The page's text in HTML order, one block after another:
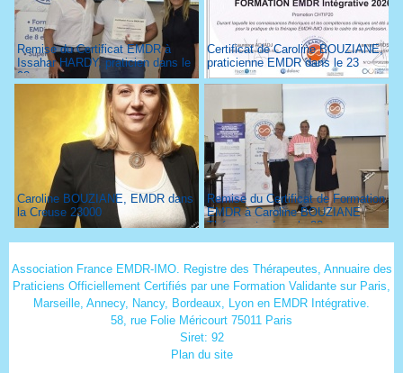
Remise du Certificat EMDR à
Issahar HARDY, praticien dans le
93
Certificat de Caroline BOUZIANE,
praticienne EMDR dans le 23
Caroline BOUZIANE, EMDR dans
la Creuse 23000
Remise du Certificat de Formation
EMDR à Caroline BOUZIANE
Thérapeute dans le 23
Association France EMDR-IMO. Registre des Thérapeutes, Annuaire des
Praticiens Officiellement Certifiés par une Formation Validante sur Paris,
Marseille, Annecy, Nancy, Bordeaux, Lyon en EMDR Intégrative.
58, rue Folie Méricourt 75011 Paris
Siret: 92
Plan du site